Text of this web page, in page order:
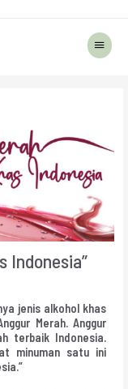
Main
Menu
Indonesia”
jenis alkohol khas
Merah. Anggur
terbaik Indonesia.
minuman satu ini